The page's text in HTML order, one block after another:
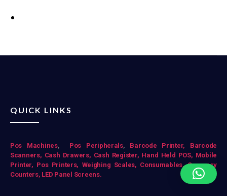
QUICK LINKS
Pos Machines, Pos Peripherals, Barcode Printer,
Barcode
Scanners, Cash Drawers, Cash Register, Hand Held POS, Mobile
Printer, Pos Printers, Weighing Scales, Consumables,Currency
Counters, LED Panel Screens.